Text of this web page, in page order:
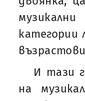
категории
И тази
на